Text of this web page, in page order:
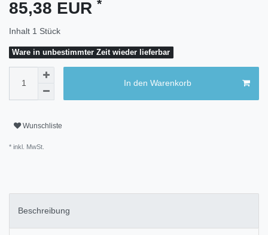
85,38 EUR *
Inhalt 1 Stück
Ware in unbestimmter Zeit wieder lieferbar
In den Warenkorb
Wunschliste
* inkl. MwSt.
Beschreibung